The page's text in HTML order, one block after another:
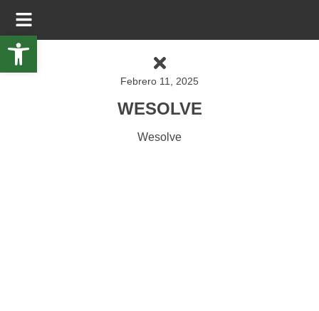
Febrero 11, 2025
WESOLVE
Wesolve
Abrir barra de herramientas